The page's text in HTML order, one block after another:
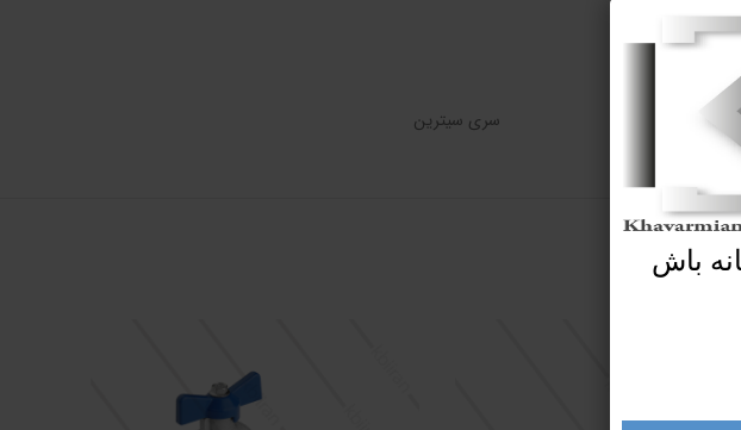
سری سیترین
باش